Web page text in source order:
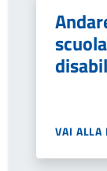
VAI ALLA